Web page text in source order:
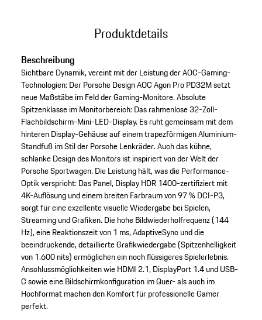
Produktdetails
Beschreibung
Sichtbare Dynamik, vereint mit der Leistung der AOC-Gaming-
Technologien: Der Porsche Design AOC Agon Pro PD32M setzt
neue Maßstäbe im Feld der Gaming-Monitore. Absolute
Spitzenklasse im Monitorbereich: Das rahmenlose 32-Zoll-
Flachbildschirm-Mini-LED-Display. Es ruht gemeinsam mit dem
hinteren Display-Gehäuse auf einem trapezförmigen Aluminium-
Standfuß im Stil der Porsche Lenkräder. Auch das kühne,
schlanke Design des Monitors ist inspiriert von der Welt der
Porsche Sportwagen. Die Leistung hält, was die Performance-
Optik verspricht: Das Panel, Display HDR 1400-zertifiziert mit
4K-Auflösung und einem breiten Farbraum von 97 % DCI-P3,
sorgt für eine exzellente visuelle Wiedergabe bei Spielen,
Streaming und Grafiken. Die hohe Bildwiederholfrequenz (144
Hz), eine Reaktionszeit von 1 ms, AdaptiveSync und die
beeindruckende, detaillierte Grafikwiedergabe (Spitzenhelligkeit
von 1.600 nits) ermöglichen ein noch flüssigeres Spielerlebnis.
Anschlussmöglichkeiten wie HDMI 2.1, DisplayPort 1.4 und USB-
C sowie eine Bildschirmkonfiguration im Quer- als auch im
Hochformat machen den Komfort für professionelle Gamer
perfekt.